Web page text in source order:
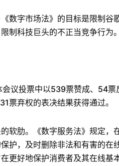
字市场法》的目标是限制谷
制科技巨头的不正当竞争行为。
投票中以539票赞成、54票
票弃权的表决结果获得通过。
肋。《数字服务法》规定，
护，及时删除非法和有害的在
更好地保护消费者及其在线基